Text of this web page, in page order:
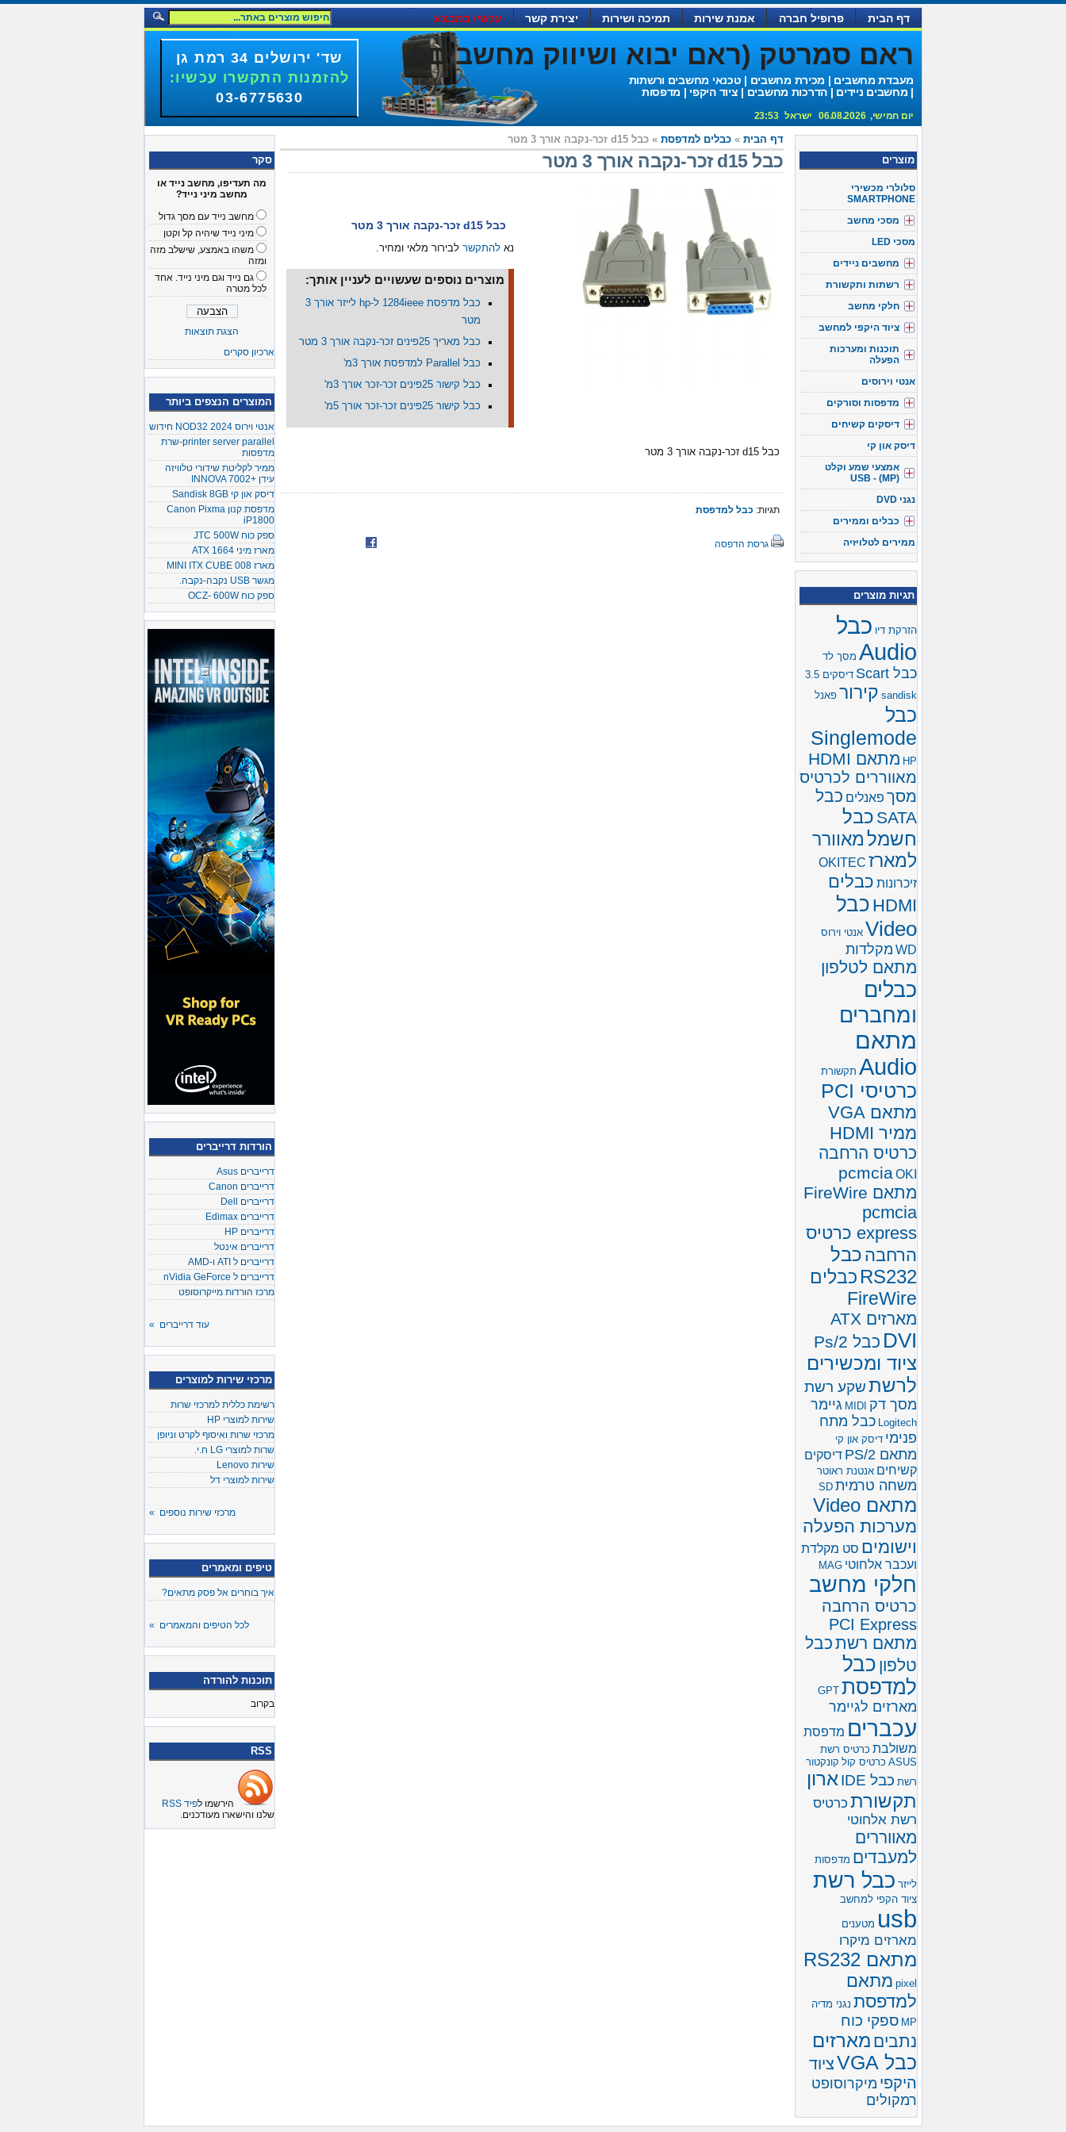
דף הבית פרופיל חברה אמנת שירות תמיכה ושירות יצירת קשר עכשיו במבצע
ראם סמרטק (ראם יבוא ושיווק מחשבים )
מעבדת מחשבים | מכירת מחשבים | טכנאי מחשבים ורשתות
| מחשבים ניידים | הדרכות מחשבים | ציוד היקפי | מדפסות
יום חמישי, 06.08.2026 ישראל 23:53
שד' ירושלים 34 רמת גן
להזמנות התקשרו עכשיו:
03-6775630
סקר
מה תעדיפו, מחשב נייד או
מחשב מיני נייד?
מחשב נייד עם מסך גדול
מיני נייד שיהיה קל וקטן
משהו באמצע, שישלב מזה
ומזה
גם נייד וגם מיני נייד. אחד
לכל מטרה
הצגת תוצאות
ארכיון סקרים
המוצרים הנצפים ביותר
אנטי וירוס NOD32 2024 חידוש
printer server parallel-שרת
מדפסות
ממיר לקליטת שידורי טלוויזה
עידן +INNOVA 7002
דיסק און קי Sandisk 8GB
מדפסת קנון Canon Pixma
iP1800
ספק כוח JTC 500W
מארז מיני ATX 1664
מארז MINI ITX CUBE 008
מגשר USB נקבה-נקבה.
ספק כוח OCZ- 600W
הורדות דרייברים
דרייברים Asus
דרייברים Canon
דרייברים Dell
דרייברים Edimax
דרייברים HP
דרייברים אינטל
דרייברים ל ATI ו-AMD
דרייברים ל nVidia GeForce
מרכז הורדות מייקרוסופט
עוד דרייברים »
מרכזי שירות למוצרים
רשימת כללית למרכזי שרות
שירות למוצרי HP
מרכזי שרות ואיסוף לקרט וניופן
שרות למוצרי LG ח.י.
שירות Lenovo
שירות למוצרי דל
מרכזי שירות נוספים »
טיפים ומאמרים
איך בוחרים אל פסק מתאים?
לכל הטיפים והמאמרים »
תוכנות להורדה
בקרוב
RSS
הירשמו לפיד RSS
שלנו והישארו מעודכנים.
דף הבית » כבלים למדפסת » כבל d15 זכר-נקבה אורך 3 מטר
כבל d15 זכר-נקבה אורך 3 מטר
כבל d15 זכר-נקבה אורך 3 מטר
נא להתקשר לבירור מלאי ומחיר.
מוצרים נוספים שעשויים לעניין אותך:
כבל מדפסת 1284ieee ל-hp לייזר אורך 3
מטר
כבל מאריך 25פינים זכר-נקבה אורך 3 מטר
כבל Parallel למדפסת אורך 3מ'
כבל קישור 25פינים זכר-זכר אורך 3מ'
כבל קישור 25פינים זכר-זכר אורך 5מ'
כבל d15 זכר-נקבה אורך 3 מטר
תגיות: כבל למדפסת
גרסת הדפסה
מוצרים
סלולרי מכשירי
SMARTPHONE
מסכי מחשב
מסכי LED
מחשבים ניידים
רשתות ותקשורת
חלקי מחשב
ציוד היקפי למחשב
תוכנות ומערכות
הפעלה
אנטי וירוסים
מדפסות וסורקים
דיסקים קשיחים
דיסק און קי
אמצעי שמע וקלט
(USB - (MP
נגני DVD
כבלים וממירים
ממירים לטלויזיה
תגיות מוצרים
הזרקת דיו כבל
Audio מסך לד
כבל Scart
דיסקים 3.5
sandisk קירור פאנל
כבל
Singlemode
HP מתאם HDMI
מאווררים לכרטיס
מסך פאנלים כבל
SATA כבל
חשמלמאוורר
למארז OKITEC
זיכרונות כבלים
HDMI כבל
Video אנטי וירוס
WD מקלדות
מתאם לטלפון
כבלים
ומחברים
מתאם
Audio תקשורת
כרטיסי PCI
מתאם VGA
ממיר HDMI
כרטיס הרחבה
pcmciaOKI
מתאם FireWire
pcmcia
express כרטיס
הרחבה כבל
RS232 כבלים
FireWire
מארזים ATX
DVI כבל Ps/2
ציוד ומכשירים
לרשתשקע רשת
מסך דק MIDI גיימר
Logitech כבל מתח
פנימי דיסק און קי
מתאם PS/2
דיסקים
קשיחים אנטנת ראוטר
משחה טרמית SD
מתאם Video
מערכות הפעלה
וישומים סט מקלדת
ועכבר אלחוטי MAG
חלקי מחשב
כרטיס הרחבה
PCI Express
מתאם רשתכבל
טלפון כבל
למדפסת GPT
מארזים לגיימר
עכברים מדפסת
משולבת כרטיס רשת
ASUS כרטיס קול קונקטור
רשת כבל IDE
ארון
תקשורת כרטיס
רשת אלחוטי
מאווררים
למעבדים מדפסות
לייזר כבל רשת
ציוד הקפי למחשב
usb מטענים
מארזים מיקרו
מתאם RS232
pixel מתאם
למדפסת נגני מדיה
MP ספקי כוח
נתבים מארזים
כבל VGA
ציוד
היקפי מיקרוסופט
רמקולים